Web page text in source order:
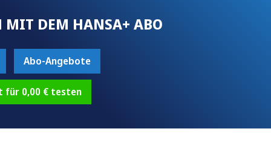
MIT DEM HANSA+ ABO
Abo-Angebote
für 0,00 € testen